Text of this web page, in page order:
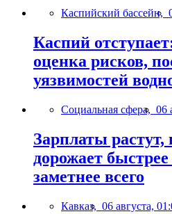
Каспийский бассейн,
Каспий
оценка рисков,
уязвимостей
Социальная сфера, 06
Зарплаты растут,
дорожает быстрее
заметнее всего
Кавказ, 06 августа,